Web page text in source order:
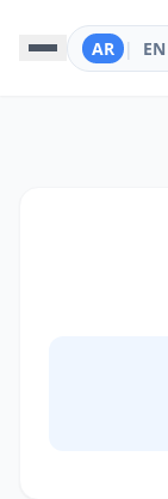
EN
|
AR